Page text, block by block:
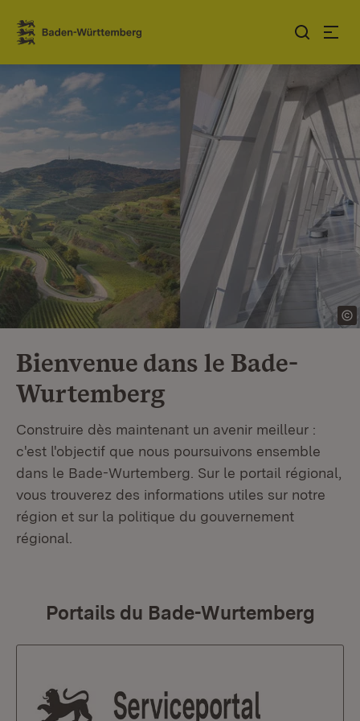
Sauter au contenu
Link zur Startseite
Bienvenue dans le Bade-
Wurtemberg
Construire dès maintenant un avenir meilleur :
c'est l'objectif que nous poursuivons ensemble
dans le Bade-Wurtemberg. Sur le portail régional,
vous trouverez des informations utiles sur notre
région et sur la politique du gouvernement
régional.
Portails du Bade-Wurtemberg